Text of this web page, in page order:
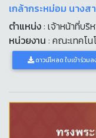
เกล้ากระหม่อม นาง
ตำแหน่ง: เจ้าหน้าที่บริ
หน่วยงาน : คณะเทคโ
ดาวน์โหลด ใบเข้าร่วม